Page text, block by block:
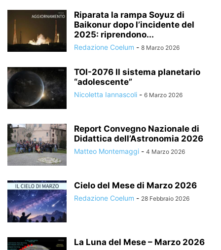
Riparata la rampa Soyuz di
Baikonur dopo l’incidente del
2025: riprendono...
Redazione Coelum - 8 Marzo 2026
TOI-2076 Il sistema planetario
“adolescente”
Nicoletta Iannascoli - 6 Marzo 2026
Report Convegno Nazionale di
Didattica dell’Astronomia 2026
Matteo Montemaggi - 4 Marzo 2026
Cielo del Mese di Marzo 2026
Redazione Coelum - 28 Febbraio 2026
La Luna del Mese – Marzo 2026